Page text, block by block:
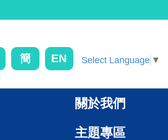
簡 EN Select Language ▼
關於我們
主題專區